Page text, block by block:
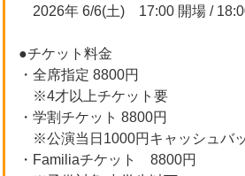
2026年 6/6(土) 17:00 開場 /
●チケット料金
・全席指定 8800円
※4才以上チケット要
・学割チケット 8800円
※公演当日1000円キャッシュバ
・Familiaチケット 8800円